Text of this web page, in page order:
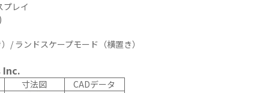
業務用
ージ・
ィオ・
AV機
プレイ
/ ランドスケープモード（横置き）
Inc.
寸法図
CADデータ